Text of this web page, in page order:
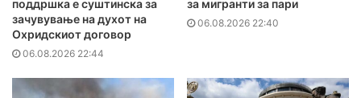
поддршка е суштинска за
зачувување на духот на
Охридскиот договор
06.08.2026 22:44
за мигранти за пари
06.08.2026 22:40